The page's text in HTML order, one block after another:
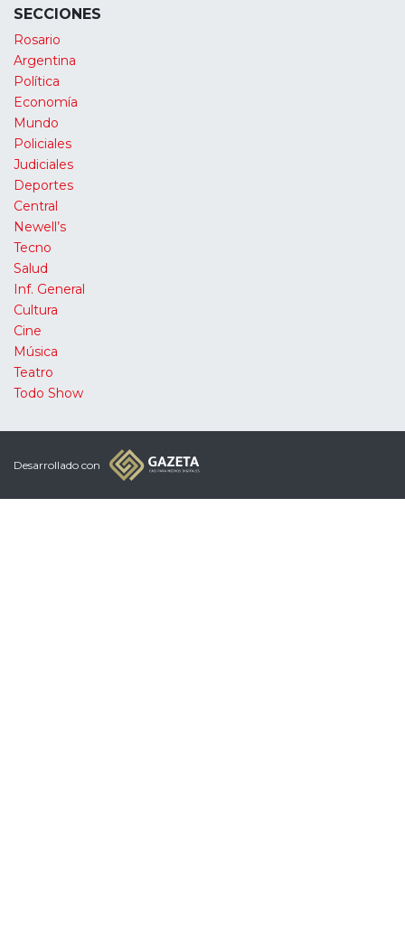
SECCIONES
Rosario
Argentina
Política
Economía
Mundo
Policiales
Judiciales
Deportes
Central
Newell’s
Tecno
Salud
Inf. General
Cultura
Cine
Música
Teatro
Todo Show
Desarrollado con